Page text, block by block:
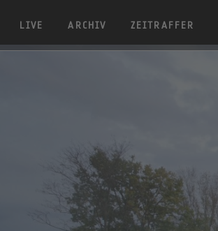
LIVE ARCHIV ZEITRAFFER